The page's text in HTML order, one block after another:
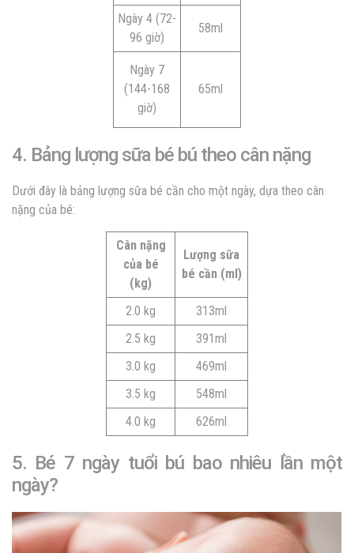
Ngày 4 (72-
96 giờ)
58ml
Ngày 7
(144-168
giờ)
65ml
4. Bảng lượng sữa bé bú theo cân nặng
Dưới đây là bảng lượng sữa bé cần cho một ngày, dựa theo cân
nặng của bé:
Cân nặng
của bé
(kg)
Lượng sữa
bé cần (ml)
2.0 kg
313ml
2.5 kg
391ml
3.0 kg
469ml
3.5 kg
548ml
4.0 kg
626ml
5. Bé 7 ngày tuổi bú bao nhiêu lần một
ngày?